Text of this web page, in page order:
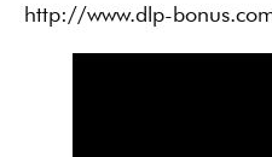
http://www.dlp-